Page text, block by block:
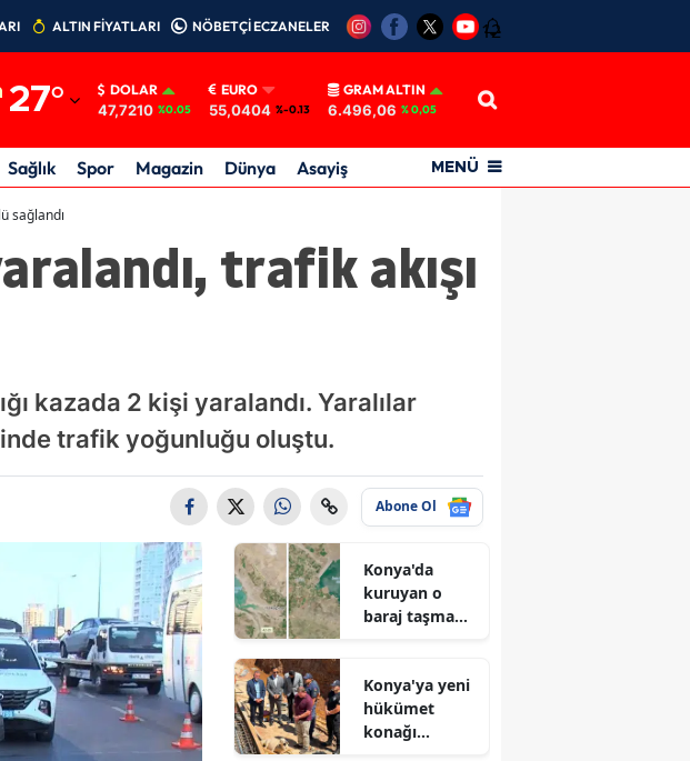
ALTIN FİYATLARI NÖBETÇİ ECZANELER 12
27° DOLAR
47,7210 %0.05
EURO
55,0404 %-0.13
GRAM ALTIN
6.496,06 % 0,05
Sağlık Spor Magazin Dünya Asayiş MENÜ
sağlandı
trafik akışı
kazada 2 kişi yaralandı. Yaralılar
trafik yoğunluğu oluştu.
Abone Ol
Konya'da
kuruyan o
baraj taşma
Konya'ya yeni
hükümet
konağı